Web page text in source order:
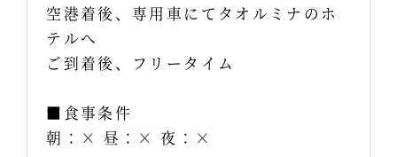
空港着後、専用車にてタオルミナのホ
テルへ
ご到着後、フリータイム
■食事条件
朝：× 昼：× 夜：×